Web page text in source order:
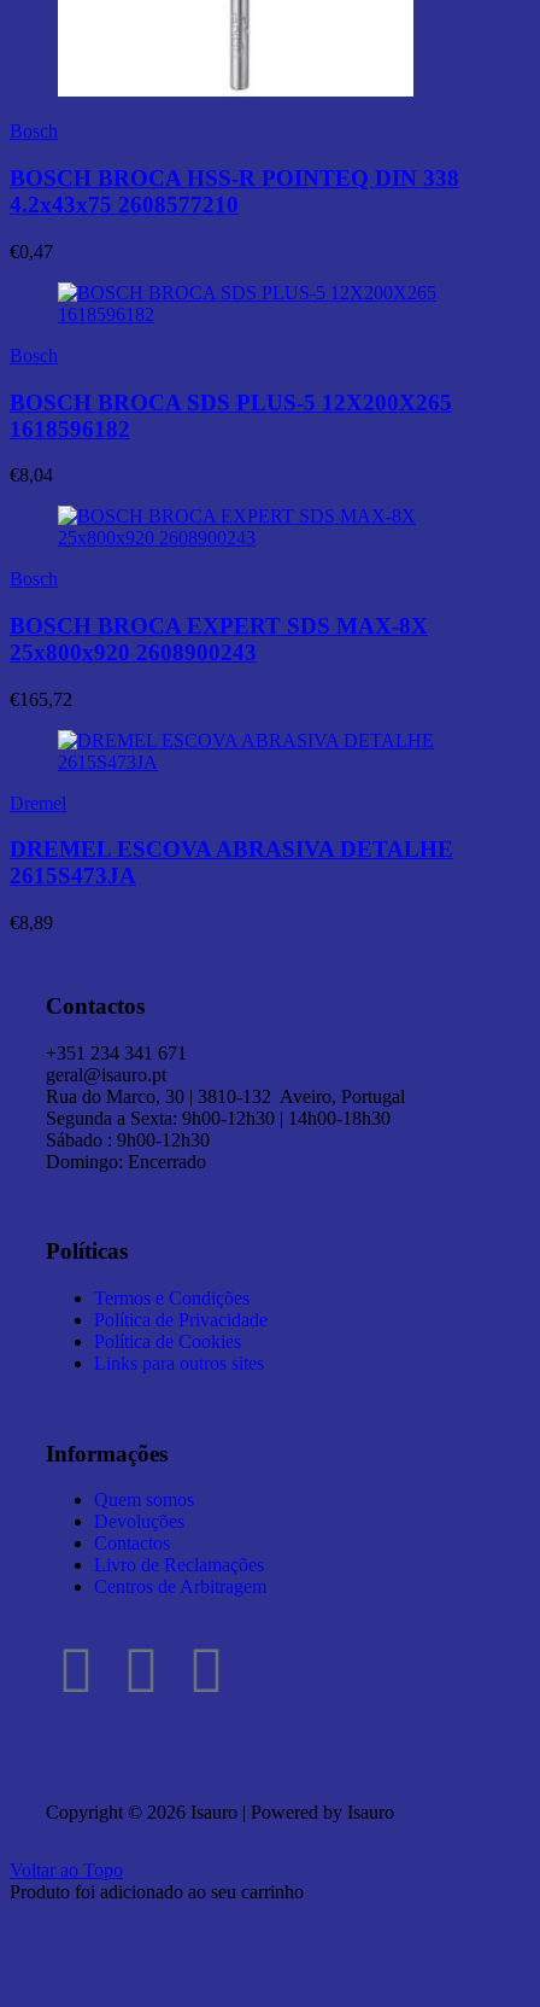
Bosch
BOSCH BROCA HSS-R POINTEQ DIN 338
4.2x43x75 2608577210
€0,47
Bosch
BOSCH BROCA SDS PLUS-5 12X200X265
1618596182
€8,04
Bosch
BOSCH BROCA EXPERT SDS MAX-8X
25x800x920 2608900243
€165,72
Dremel
DREMEL ESCOVA ABRASIVA DETALHE
2615S473JA
€8,89
Contactos
+351 234 341 671
geral@isauro.pt
Rua do Marco, 30 | 3810-132 Aveiro, Portugal
Segunda a Sexta: 9h00-12h30 | 14h00-18h30
Sábado : 9h00-12h30
Domingo: Encerrado
Políticas
Termos e Condições
Política de Privacidade
Política de Cookies
Links para outros sites
Informações
Quem somos
Devoluções
Contactos
Livro de Reclamações
Centros de Arbitragem
Copyright © 2026 Isauro | Powered by Isauro
Voltar ao Topo
Produto foi adicionado ao seu carrinho